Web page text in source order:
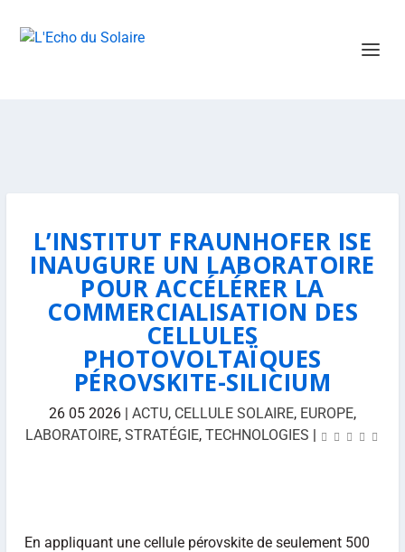
L’INSTITUT FRAUNHOFER ISE
INAUGURE UN LABORATOIRE
POUR ACCÉLÉRER LA
COMMERCIALISATION DES
CELLULES
PHOTOVOLTAÏQUES
PÉROVSKITE-SILICIUM
26 05 2026| ACTU, CELLULE SOLAIRE, EUROPE,
LABORATOIRE, STRATÉGIE, TECHNOLOGIES |
En appliquant une cellule pérovskite de seulement 500